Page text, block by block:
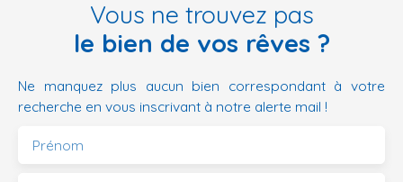
Vous ne trouvez pas
le bien de vos rêves ?
Ne manquez plus aucun bien correspondant à votre
recherche en vous inscrivant à notre alerte mail !
Prénom